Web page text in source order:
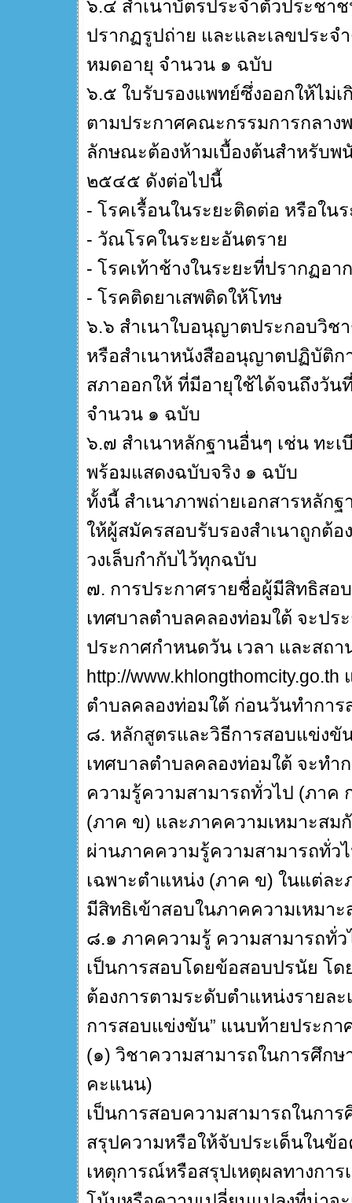
๖.๔ สำเนาบัตรประจำตัวประชา
ปรากฏรูปถ่าย และและเลขประ
หมดอายุ จำนวน ๑ ฉบับ
๖.๕ ใบรับรองแพทย์ซึ่งออกให้ไม่
ตามประกาศคณะกรรมการกลาง
ลักษณะต้องห้ามเบื้องต้นสำหรับพ
๒๕๔๕ ดังต่อไปนี้
- โรคเรื้อนในระยะติดต่อ หรือใน
- วัณโรคในระยะอันตราย
- โรคเท้าช้างในระยะที่ปรากฏอา
- โรคติดยาเสพติดให้โทษ
๖.๖ สำเนาใบอนุญาตประกอบวิช
หรือสำเนาหนังสืออนุญาตปฏิบัติก
สภาออกให้ ที่มีอายุใช้ได้จนถึงวัน
จำนวน ๑ ฉบับ
๖.๗ สำเนาหลักฐานอื่นๆ เช่น ทะ
พร้อมแสดงฉบับจริง ๑ ฉบับ
ทั้งนี้ สำเนาภาพถ่ายเอกสารหลัก
ให้ผู้สมัครสอบรับรองสำเนาถูกต้
วงเล็บกำกับไว้ทุกฉบับ
๗. การประกาศรายชื่อผู้มีสิทธิสอ
เทศบาลตำบลคลองท่อมใต้ จะป
ประกาศกำหนดวัน เวลา และสถา
http://
ตำบลคลองท่อมใต้ ก่อนวันทำกา
๘. หลักสูตรและวิธีการสอบแข่งขั
เทศบาลตำบลคลองท่อมใต้ จะท
ความรู้ความสามารถทั่วไป (ภาค
(ภาค ข) และภาคความเหมาะสม
ผ่านภาคความรู้ความสามารถทั่ว
เฉพาะตำแหน่ง (ภาค ข) ในแต่ล
มีสิทธิเข้าสอบในภาคความเหมา
๘.๑ ภาคความรู้ ความสามารถทั่
เป็นการสอบโดยข้อสอบปรนัย โ
ต้องการตามระดับตำแหน่งรายล
การสอบแข่งขัน” แนบท้ายประกา
(๑) วิชาความสามารถในการศึก
คะแนน)
เป็นการสอบความสามารถในกา
สรุปความหรือให้จับประเด็นในข้อ
เหตุการณ์หรือสรุปเหตุผลทางกา